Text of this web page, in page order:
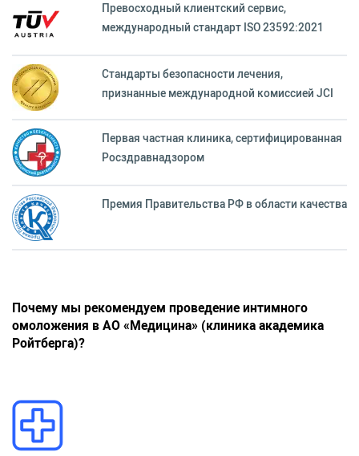
Превосходный клиентский сервиc,
международный стандарт ISO 23592:2021
Стандарты безопасности лечения,
признанные международной комиссией JCI
Первая частная клиника, сертифицированная
Росздравнадзором
Премия Правительства РФ в области качества
Почему мы рекомендуем проведение интимного
омоложения в АО «Медицина» (клиника академика
Ройтберга)?